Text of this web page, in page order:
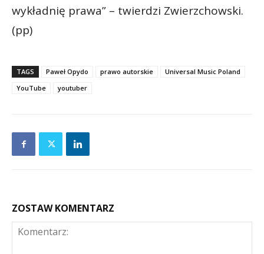
wykładnię prawa” – twierdzi Zwierzchowski.
(pp)
TAGS Paweł Opydo prawo autorskie
Universal Music Poland
YouTube
youtuber
ZOSTAW KOMENTARZ